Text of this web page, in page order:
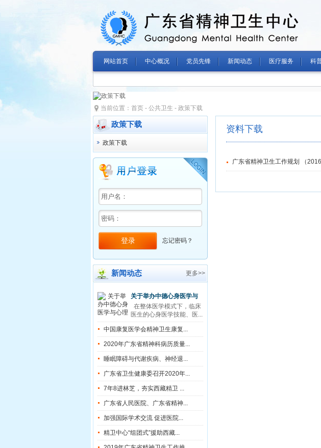
网站首页 中心概况 党员先锋 新闻动态 医疗服务 科
当前位置： 首页 - 公共卫生 - 政策下载
政策下载
政策下载
忘记密码？
更多>>
新闻动态
关于举办中德心身医学与
心理治疗 广州培训班（第
三期）的通知 （第二轮通
知）
在整体医学模式下，临床
医生的心身医学技能、医...
中国康复医学会精神卫生康复...
2020年广东省精神科病历质量...
睡眠障碍与代谢疾病、神经退...
广东省卫生健康委召开2020年...
7年8进林芝，夯实西藏精卫 ...
广东省人民医院、广东省精神...
加强国际学术交流 促进医院...
精卫中心“组团式”援助西藏...
资料下载
广东省精神卫生工作规划 （